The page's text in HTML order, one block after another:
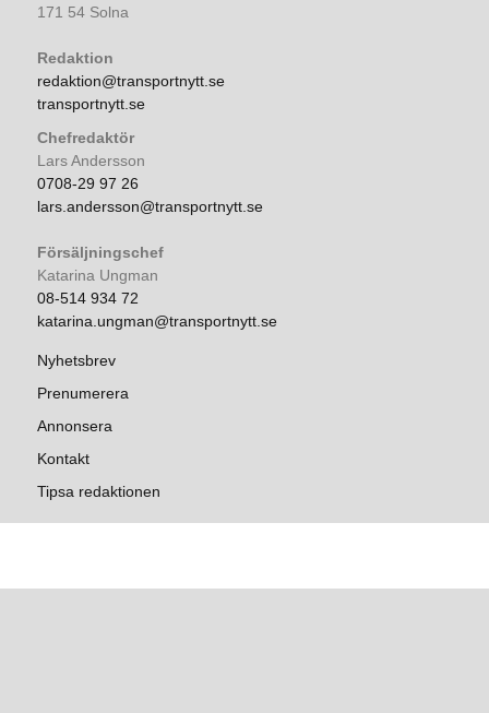
171 54 Solna
Redaktion
redaktion@transportnytt.se
transportnytt.se
Chefredaktör
Lars Andersson
0708-29 97 26
lars.andersson@transportnytt.se
Försäljningschef
Katarina Ungman
08-514 934 72
katarina.ungman@transportnytt.se
Nyhetsbrev
Prenumerera
Annonsera
Kontakt
Tipsa redaktionen